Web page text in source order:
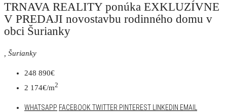
TRNAVA REALITY ponúka EXKLUZÍVNE
V PREDAJI novostavbu rodinného domu v
obci Šurianky
, Šurianky
248 890€
2 174€/m2
WHATSAPP FACEBOOK TWITTER PINTEREST LINKEDIN EMAIL